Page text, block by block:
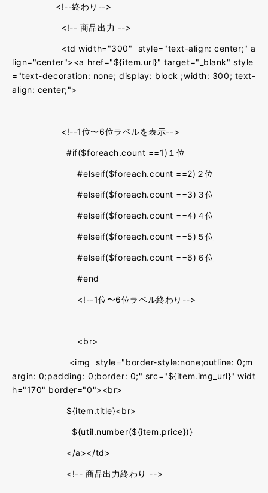
<!--終わり-->
<!-- 商品出力 -->
<td width="300" style="text-align: center;" a
lign="center"><a href="${item.url}" target="_blank" style
="text-decoration: none; display: block ;width: 300; text-
align: center;">
<!--1位〜6位ラベルを表示-->
#if($foreach.count ==1)１位
#elseif($foreach.count ==2)２位
#elseif($foreach.count ==3)３位
#elseif($foreach.count ==4)４位
#elseif($foreach.count ==5)５位
#elseif($foreach.count ==6)６位
#end
<!--1位〜6位ラベル終わり-->
<br>
<img style="border-style:none;outline: 0;m
argin: 0;padding: 0;border: 0;" src="${item.img_url}" widt
h="170" border="0"><br>
${item.title}<br>
${util.number(${item.price})}
</a></td>
<!-- 商品出力終わり -->